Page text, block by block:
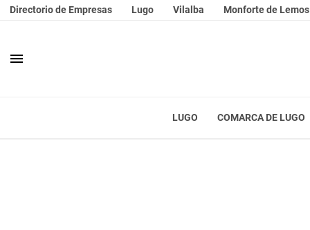
Directorio de Empresas Lugo Vilalba Monforte de Lemos
menu
LUGO COMARCA DE LUGO